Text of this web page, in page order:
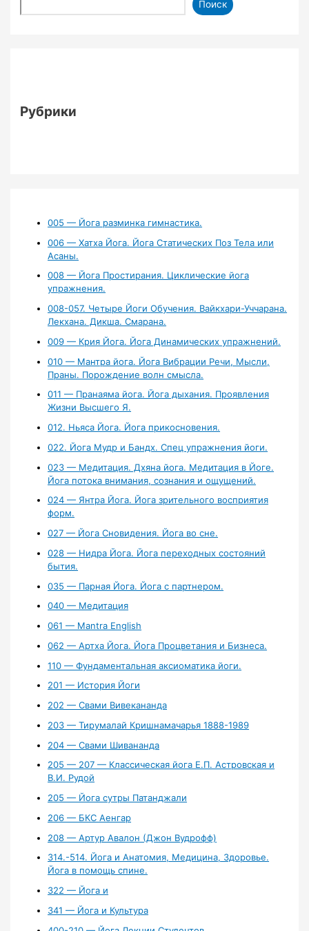
Поиск
Рубрики
005 — Йога разминка гимнастика.
006 — Хатха Йога. Йога Статических Поз Тела или
Асаны.
008 — Йога Простирания. Циклические йога
упражнения.
008-057. Четыре Йоги Обучения. Вайкхари-Уччарана.
Лекхана. Дикша. Смарана.
009 — Крия Йога. Йога Динамических упражнений.
010 — Мантра йога. Йога Вибрации Речи, Мысли,
Праны. Порождение волн смысла.
011 — Пранаяма йога. Йога дыхания. Проявления
Жизни Высшего Я.
012. Ньяса Йога. Йога прикосновения.
022. Йога Мудр и Бандх. Спец упражнения йоги.
023 — Медитация. Дхяна йога. Медитация в Йоге.
Йога потока внимания, сознания и ощущений.
024 — Янтра Йога. Йога зрительного восприятия
форм.
027 — Йога Сновидения. Йога во сне.
028 — Нидра Йога. Йога переходных состояний
бытия.
035 — Парная Йога. Йога с партнером.
040 — Медитация
061 — Mantra English
062 — Артха Йога. Йога Процветания и Бизнеса.
110 — Фундаментальная аксиоматика йоги.
201 — История Йоги
202 — Свами Вивекананда
203 — Тирумалай Кришнамачарья 1888-1989
204 — Свами Шивананда
205 — 207 — Классическая йога Е.П. Астровская и
В.И. Рудой
205 — Йога сутры Патанджали
206 — БКС Аенгар
208 — Артур Авалон (Джон Вудрофф)
314.-514. Йога и Анатомия, Медицина, Здоровье.
Йога в помощь спине.
322 — Йога и
341 — Йога и Культура